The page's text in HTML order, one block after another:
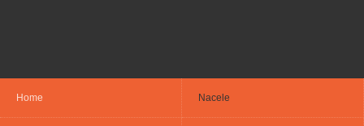
Home Nacele